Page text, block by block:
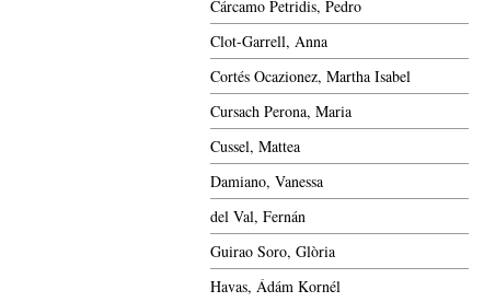
Cárcamo Petridis, Pedro
Clot-Garrell, Anna
Cortés Ocazionez, Martha Isabel
Cursach Perona, Maria
Cussel, Mattea
Damiano, Vanessa
del Val, Fernán
Guirao Soro, Glòria
Havas, Ádám Kornél